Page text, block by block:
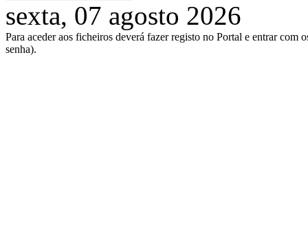
sexta, 07 agosto 2026
Para aceder aos ficheiros deverá fazer registo no Portal e entrar com
senha).